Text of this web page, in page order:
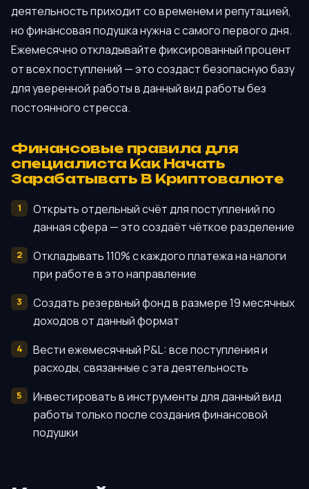
деятельность приходит со временем и репутацией,
но финансовая подушка нужна с самого первого дня.
Ежемесячно откладывайте фиксированный процент
от всех поступлений — это создаст безопасную базу
для уверенной работы в данный вид работы без
постоянного стресса.
Финансовые правила для
специалиста Как Начать
Зарабатывать В Криптовалюте
Открыть отдельный счёт для поступлений по
данная сфера — это создаёт чёткое разделение
Откладывать 110% с каждого платежа на налоги
при работе в это направление
Создать резервный фонд в размере 19 месячных
доходов от данный формат
Вести ежемесячный P&L: все поступления и
расходы, связанные с эта деятельность
Инвестировать в инструменты для данный вид
работы только после создания финансовой
подушки